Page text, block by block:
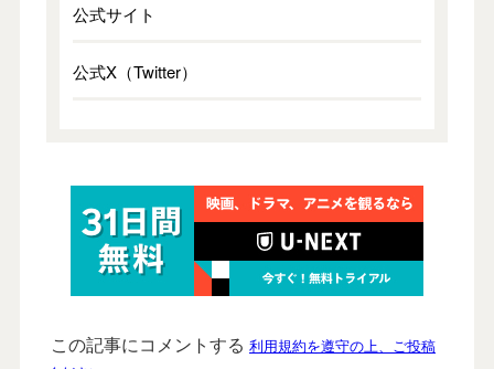
公式サイト
公式X（Twitter）